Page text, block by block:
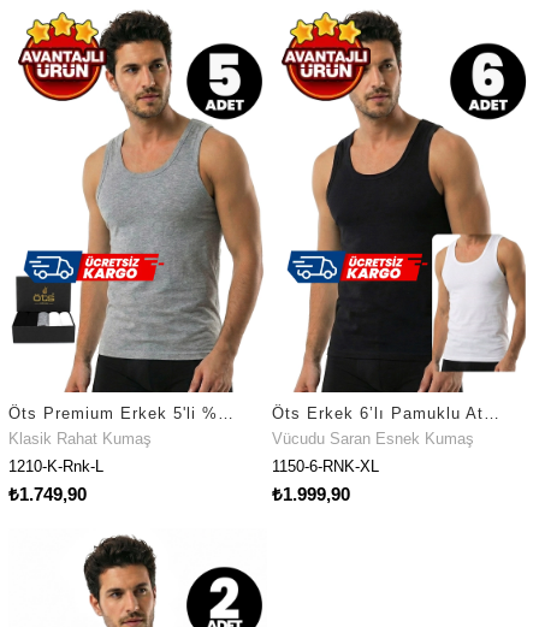
Klasik Rahat Kumaş
1210-K-Rnk-L
₺1.749,90
Fırsat Ürünü
Vücudu Saran Esnek Kumaş
1150-6-RNK-XL
₺1.999,90
Fırsat Ürünü